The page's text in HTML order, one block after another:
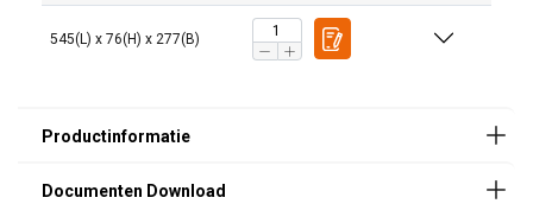
545(L) x 76(H) x 277(B)